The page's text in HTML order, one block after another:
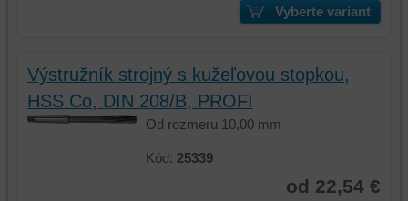
Vyberte variant
Výstružník strojný s kužeľovou stopkou,
HSS Co, DIN 208/B, PROFI
Od rozmeru 10,00 mm
Kód: 25339
od 22,54 €